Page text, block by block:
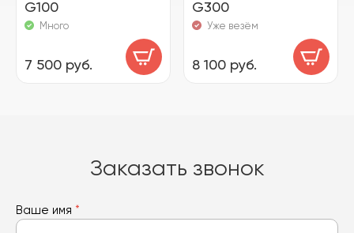
G100
Много
7 500 руб.
G300
Уже везём
8 100 руб.
Заказать звонок
Ваше имя *